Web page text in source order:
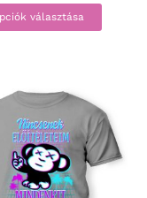
választása
Ennek
a
van.
A